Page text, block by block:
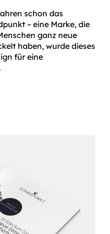
schon das
– eine Marke, die
ganz neue
haben, wurde dieses
für eine